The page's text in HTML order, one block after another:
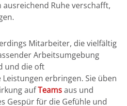
Ruhe verschafft,
Mitarbeiter, die vielfältig
Arbeitsumgebung
und die oft
erbringen. Sie üben
aufTeamsaus und
Gespür für die Gefühle und